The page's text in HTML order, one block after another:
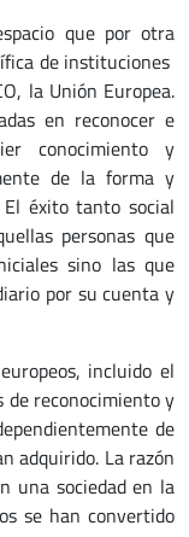
que por otra
de instituciones
la Unión Europea.
en reconocer e
conocimiento y
de la forma y
éxito tanto social
personas que
sino las que
por su cuenta y
incluido el
de reconocimiento y
de
adquirido. La razón
una sociedad en la
se han convertido